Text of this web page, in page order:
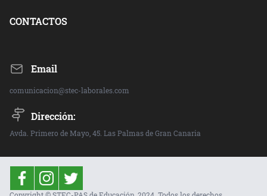
CONTACTOS
Email
comunicacion@stec-laborales.com
Dirección:
Avda. Primero de Mayo, 45. Las Palmas de Gran Canaria